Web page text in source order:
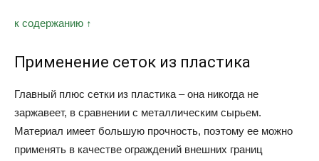
к содержанию ↑
Применение сеток из пластика
Главный плюс сетки из пластика – она никогда не
заржавеет, в сравнении с металлическим сырьем.
Материал имеет большую прочность, поэтому ее можно
применять в качестве ограждений внешних границ